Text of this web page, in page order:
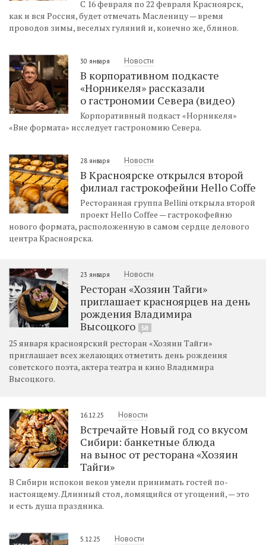
С 16 февраля по 22 февраля Красноярск,
как и вся Россия, будет отмечать Масленицу — время
проводов зимы, веселых гуляний и, конечно же, блинов.
30 января Новости
В корпоративном подкасте
«Норникеля» рассказали
о гастрономии Севера (видео)
Корпоративный подкаст «Норникеля»
«Вне формата» исследует гастрономию Севера.
28 января Новости
В Красноярске открылся второй
филиал гастрокофейни Hello Coffe
Ресторанная группа Bellini открыла второй
проект Hello Coffee — гастрокофейню
нового формата, расположенную в самом сердце делового
центра Красноярска.
23 января Новости
Ресторан «Хозяин Тайги»
приглашает красноярцев на день
рождения Владимира
Высоцкого
58
25 января красноярский ресторан «Хозяин Тайги»
приглашает всех желающих отметить день рождения
советского поэта, актера театра и кино Владимира
Высоцкого.
16.12.25 Новости
Встречайте Новый год со вкусом
Сибири: банкетные блюда
на вынос от ресторана «Хозяин
Тайги»
В Сибири испокон веков умели принимать гостей по-
настоящему. Длинный стол, ломящийся от угощений, — это
и есть душа праздника.
5.12.25 Новости